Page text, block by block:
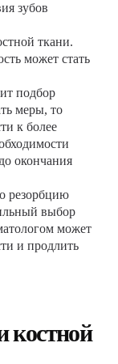
зубов
ткани.
может стать
подбор
меры, то
к более
окончания
резорбцию
выбор
может
и продлить
костной